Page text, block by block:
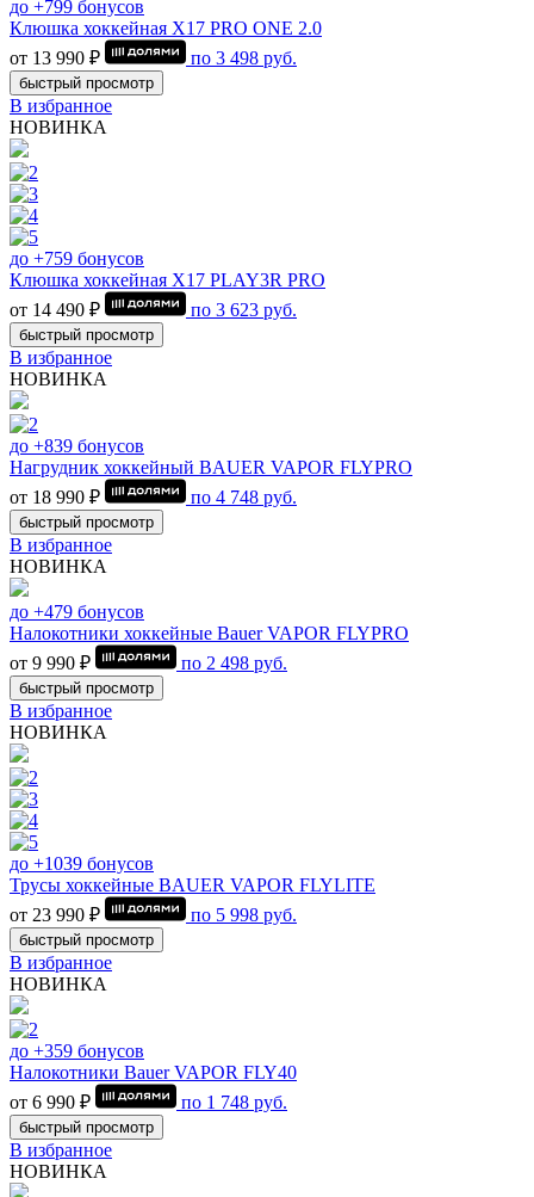
до +799 бонусов
Клюшка хоккейная Х17 PRO ONE 2.0
от 13 990 ₽
по 3 498 руб.
быстрый просмотр
В избранное
НОВИНКА
до +759 бонусов
Клюшка хоккейная Х17 PLAY3R PRO
от 14 490 ₽
по 3 623 руб.
быстрый просмотр
В избранное
НОВИНКА
до +839 бонусов
Нагрудник хоккейный BAUER VAPOR FLYPRO
от 18 990 ₽
по 4 748 руб.
быстрый просмотр
В избранное
НОВИНКА
до +479 бонусов
Налокотники хоккейные Bauer VAPOR FLYPRO
от 9 990 ₽
по 2 498 руб.
быстрый просмотр
В избранное
НОВИНКА
до +1039 бонусов
Трусы хоккейные BAUER VAPOR FLYLITE
от 23 990 ₽
по 5 998 руб.
быстрый просмотр
В избранное
НОВИНКА
до +359 бонусов
Налокотники Bauer VAPOR FLY40
от 6 990 ₽
по 1 748 руб.
быстрый просмотр
В избранное
НОВИНКА